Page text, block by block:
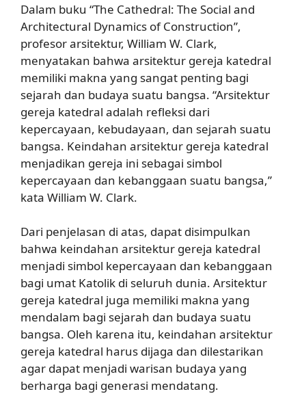
Dalam buku “The Cathedral: The Social and
Architectural Dynamics of Construction”,
profesor arsitektur, William W. Clark,
menyatakan bahwa arsitektur gereja katedral
memiliki makna yang sangat penting bagi
sejarah dan budaya suatu bangsa. “Arsitektur
gereja katedral adalah refleksi dari
kepercayaan, kebudayaan, dan sejarah suatu
bangsa. Keindahan arsitektur gereja katedral
menjadikan gereja ini sebagai simbol
kepercayaan dan kebanggaan suatu bangsa,”
kata William W. Clark.
Dari penjelasan di atas, dapat disimpulkan
bahwa keindahan arsitektur gereja katedral
menjadi simbol kepercayaan dan kebanggaan
bagi umat Katolik di seluruh dunia. Arsitektur
gereja katedral juga memiliki makna yang
mendalam bagi sejarah dan budaya suatu
bangsa. Oleh karena itu, keindahan arsitektur
gereja katedral harus dijaga dan dilestarikan
agar dapat menjadi warisan budaya yang
berharga bagi generasi mendatang.